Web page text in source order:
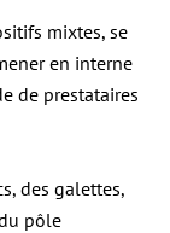
mixtes, se
en interne
de prestataires
des galettes,
pôle